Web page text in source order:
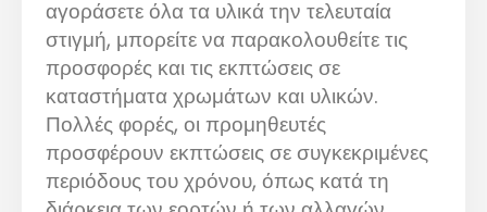
αγοράσετε όλα τα υλικά την τελευταία
στιγμή, μπορείτε να παρακολουθείτε τις
προσφορές και τις εκπτώσεις σε
καταστήματα χρωμάτων και υλικών.
Πολλές φορές, οι προμηθευτές
προσφέρουν εκπτώσεις σε συγκεκριμένες
περιόδους του χρόνου, όπως κατά τη